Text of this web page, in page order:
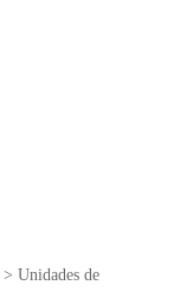
> Unidades de